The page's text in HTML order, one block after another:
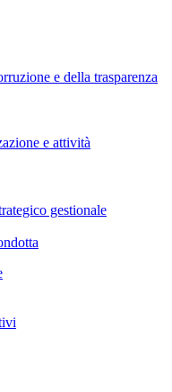
e della trasparenza
e attività
gestionale